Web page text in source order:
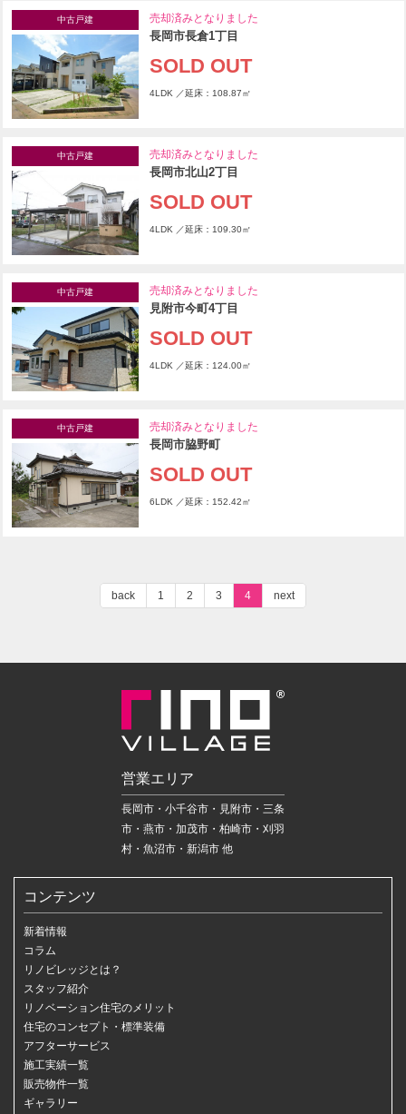
中古戸建 売却済みとなりました
長岡市長倉1丁目
SOLD OUT
4LDK ／延床：108.87㎡
中古戸建 売却済みとなりました
長岡市北山2丁目
SOLD OUT
4LDK ／延床：109.30㎡
中古戸建 売却済みとなりました
見附市今町4丁目
SOLD OUT
4LDK ／延床：124.00㎡
中古戸建 売却済みとなりました
長岡市脇野町
SOLD OUT
6LDK ／延床：152.42㎡
back 1 2 3 4 next
営業エリア
長岡市・小千谷市・見附市・三条
市・燕市・加茂市・柏崎市・刈羽
村・魚沼市・新潟市 他
コンテンツ
新着情報
コラム
リノビレッジとは？
スタッフ紹介
リノベーション住宅のメリット
住宅のコンセプト・標準装備
アフターサービス
施工実績一覧
販売物件一覧
ギャラリー